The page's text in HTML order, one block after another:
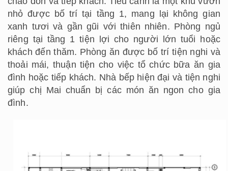
nhỏ được bố trí tại tầng 1, mang lại không gian
xanh tươi và gần gũi với thiên nhiên. Phòng ngủ
riêng tại tầng 1 tiện lợi cho người lớn tuổi hoặc
khách đến thăm. Phòng ăn được bố trí tiện nghi và
thoải mái, thuận tiện cho việc tổ chức bữa ăn gia
đình hoặc tiếp khách. Nhà bếp hiện đại và tiện nghi
giúp chị Mai chuẩn bị các món ăn ngon cho gia
đình.